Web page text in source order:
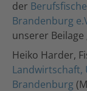
der
Brandenburg
unserer Beilage
Heiko Harder,
Landwirtschaft,
Brandenburg